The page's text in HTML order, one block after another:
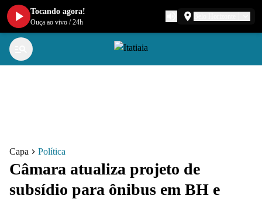
Capa Política
Câmara atualiza projeto de
subsídio para ônibus em BH e
Tocando agora!
Ouça ao vivo /24h